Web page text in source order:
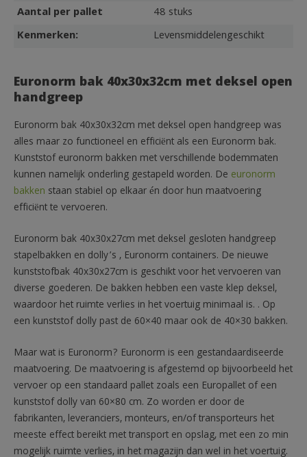
Aantal per pallet
48 stuks
Kenmerken:
Levensmiddelengeschikt
Euronorm bak 40x30x32cm met deksel open
handgreep
Euronorm bak 40x30x32cm met deksel open handgreep was
alles maar zo functioneel en efficiënt als een Euronorm bak.
Kunststof euronorm bakken met verschillende bodemmaten
kunnen namelijk onderling gestapeld worden. De euronorm
bakken staan stabiel op elkaar én door hun maatvoering
efficiënt te vervoeren.
Euronorm bak 40x30x27cm met deksel gesloten handgreep
stapelbakken en dolly’s , Euronorm containers. De nieuwe
kunststofbak 40x30x27cm is geschikt voor het vervoeren van
diverse goederen. De bakken hebben een vaste klep deksel,
waardoor het ruimte verlies in het voertuig minimaal is. . Op
een kunststof dolly past de 60×40 maar ook de 40×30 bakken.
Maar wat is Euronorm? Euronorm is een gestandaardiseerde
maatvoering. De maatvoering is afgestemd op bijvoorbeeld het
vervoer op een standaard pallet zoals een Europallet of een
kunststof dolly van 60×80 cm. Zo worden er door de
fabrikanten, leveranciers, monteurs, en/of transporteurs het
meeste effect bereikt met transport en opslag, met een zo min
mogelijk ruimte verlies, in het magazijn dan wel in het voertuig.